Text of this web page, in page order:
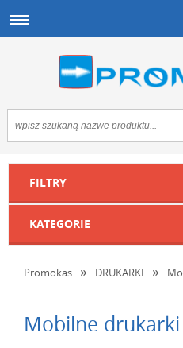
FILTRY
KATEGORIE
Promokas DRUKARKI
Mobilne